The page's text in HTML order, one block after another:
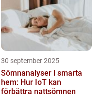
30 september 2025
Sömnanalyser i smarta
hem: Hur IoT kan
förbättra nattsömnen